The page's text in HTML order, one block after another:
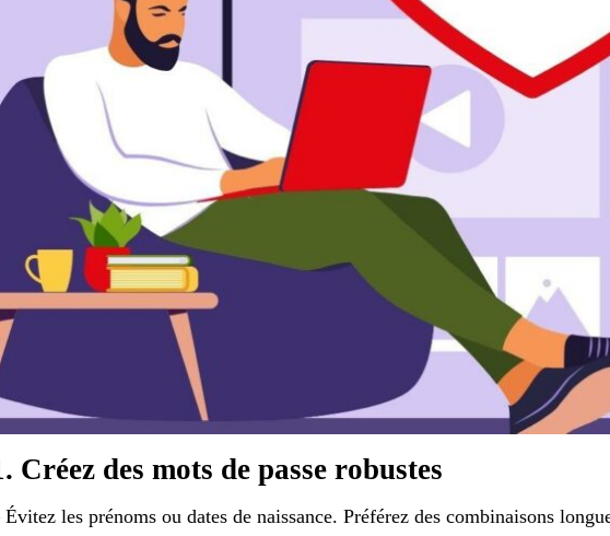
Créez des mots de passe robustes
Évitez les prénoms ou dates de naissance. Préférez des combinaisons